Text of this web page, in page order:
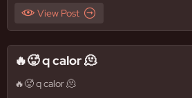
View Post
🔥🥵 q calor 🫠
🔥🥵 q calor 🫠